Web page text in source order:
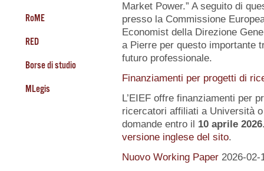
RoME
RED
Borse di studio
MLegis
Market Power.” A seguito di
presso la Commissione
Economist della Direzione
a Pierre per questo importante
futuro professionale.
Finanziamenti per progetti di
L’EIEF offre finanziamenti per
ricercatori affiliati a Università
domande entro il 10 aprile 2026
versione inglese del sito.
Nuovo Working Paper 2026-02-